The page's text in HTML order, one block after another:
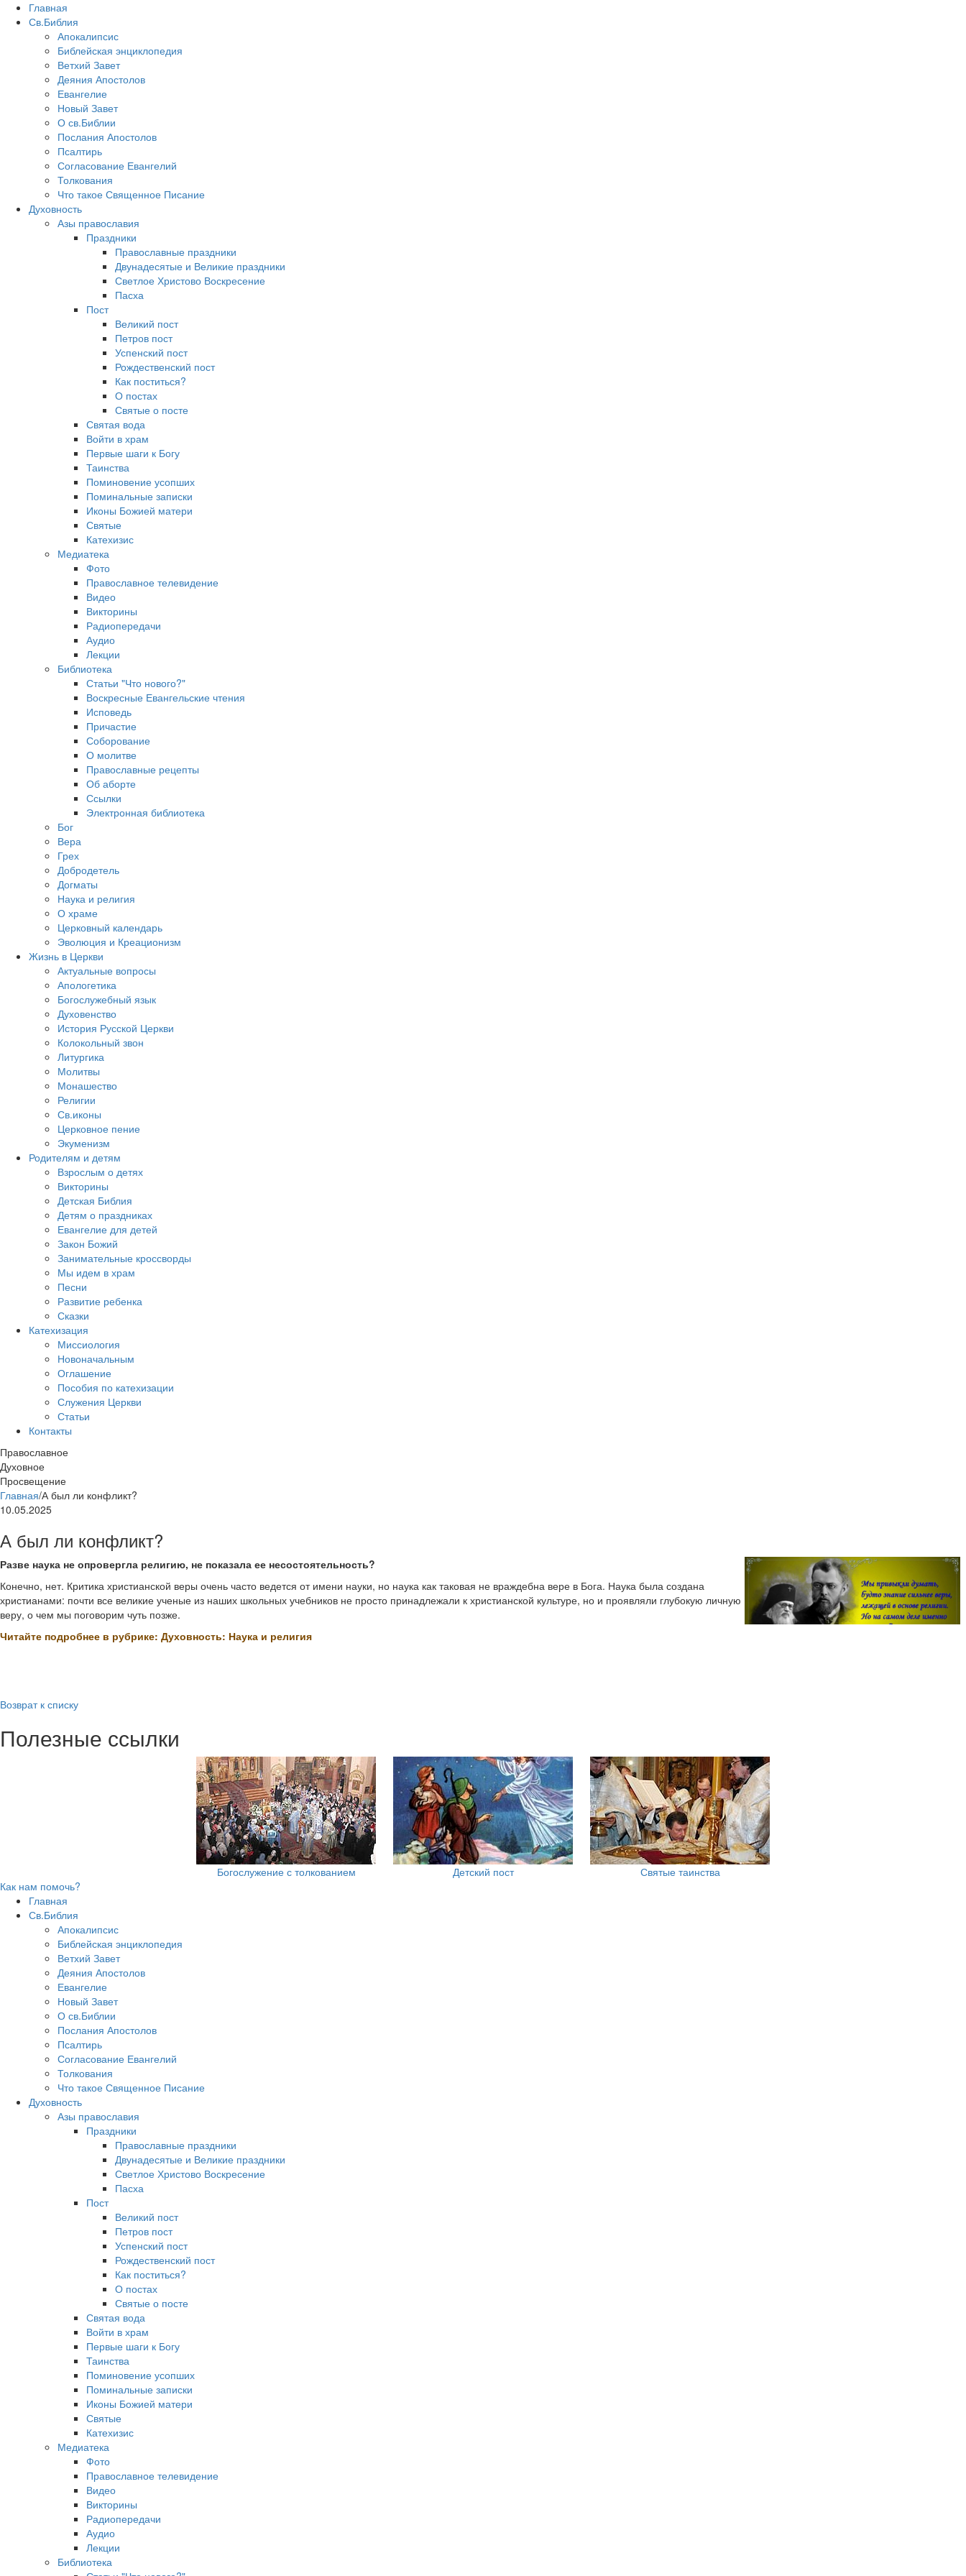
Главная
Св.Библия
Апокалипсис
Библейская энциклопедия
Ветхий Завет
Деяния Апостолов
Евангелие
Новый Завет
О св.Библии
Послания Апостолов
Псалтирь
Согласование Евангелий
Толкования
Что такое Священное Писание
Духовность
Азы православия
Праздники
Православные праздники
Двунадесятые и Великие праздники
Светлое Христово Воскресение
Пасха
Пост
Великий пост
Петров пост
Успенский пост
Рождественский пост
Как поститься?
О постах
Святые о посте
Святая вода
Войти в храм
Первые шаги к Богу
Таинства
Поминовение усопших
Поминальные записки
Иконы Божией матери
Святые
Катехизис
Медиатека
Фото
Православное телевидение
Видео
Викторины
Радиопередачи
Аудио
Лекции
Библиотека
Статьи "Что нового?"
Воскресные Евангельские чтения
Исповедь
Причастие
Соборование
О молитве
Православные рецепты
Об аборте
Ссылки
Электронная библиотека
Бог
Вера
Грех
Добродетель
Догматы
Наука и религия
О храме
Церковный календарь
Эволюция и Креационизм
Жизнь в Церкви
Актуальные вопросы
Апологетика
Богослужебный язык
Духовенство
История Русской Церкви
Колокольный звон
Литургика
Молитвы
Монашество
Религии
Св.иконы
Церковное пение
Экуменизм
Родителям и детям
Взрослым о детях
Викторины
Детская Библия
Детям о праздниках
Евангелие для детей
Закон Божий
Занимательные кроссворды
Мы идем в храм
Песни
Развитие ребенка
Сказки
Катехизация
Миссиология
Новоначальным
Оглашение
Пособия по катехизации
Служения Церкви
Статьи
Контакты
Православное
Духовное
Просвещение
Главная/А был ли конфликт?
10.05.2025
А был ли конфликт?
Разве наука не опровергла религию, не показала ее несостоятельность?
Конечно, нет. Критика христианской веры очень часто ведется от имени науки, но наука как таковая не враждебна вере в Бога. Наука была создана
христианами: почти все великие ученые из наших школьных учебников не просто принадлежали к христианской культуре, но и проявляли глубокую личную
веру, о чем мы поговорим чуть позже.
Читайте подробнее в рубрике: Духовность: Наука и религия
Возврат к списку
Полезные ссылки
Богослужение с толкованием Детский пост
Святые таинства
Как нам помочь?
Главная
Св.Библия
Апокалипсис
Библейская энциклопедия
Ветхий Завет
Деяния Апостолов
Евангелие
Новый Завет
О св.Библии
Послания Апостолов
Псалтирь
Согласование Евангелий
Толкования
Что такое Священное Писание
Духовность
Азы православия
Праздники
Православные праздники
Двунадесятые и Великие праздники
Светлое Христово Воскресение
Пасха
Пост
Великий пост
Петров пост
Успенский пост
Рождественский пост
Как поститься?
О постах
Святые о посте
Святая вода
Войти в храм
Первые шаги к Богу
Таинства
Поминовение усопших
Поминальные записки
Иконы Божией матери
Святые
Катехизис
Медиатека
Фото
Православное телевидение
Видео
Викторины
Радиопередачи
Аудио
Лекции
Библиотека